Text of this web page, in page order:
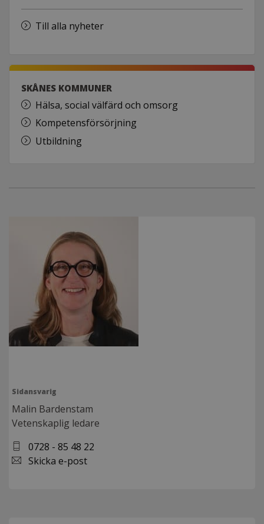
Till alla nyheter
SKÅNES KOMMUNER
Hälsa, social välfärd och omsorg
Kompetensförsörjning
Utbildning
Sidansvarig
Malin Bardenstam
Vetenskaplig ledare
0728 - 85 48 22
Skicka e-post